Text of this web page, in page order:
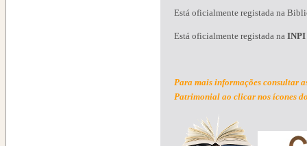
Está oficialmente registada na
Está oficialmente registada na INPI
Para mais informações consultar
Patrimonial ao clicar nos ícones